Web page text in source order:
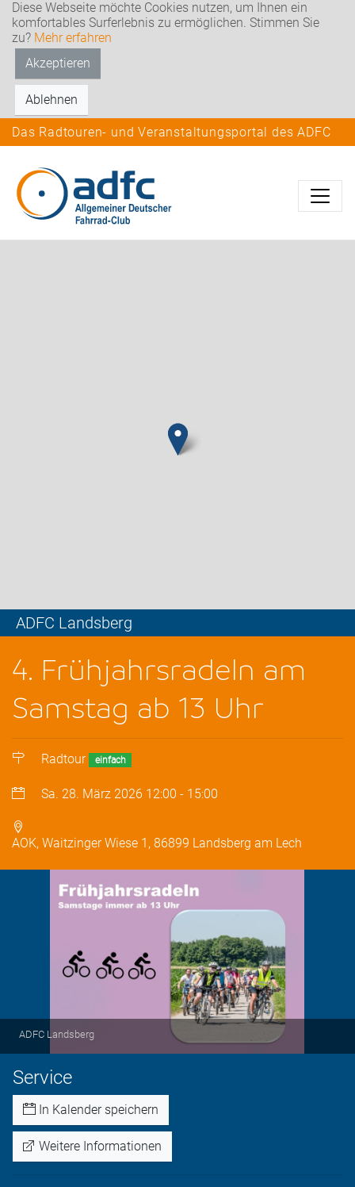
Diese Webseite möchte Cookies nutzen, um Ihnen ein
komfortables Surferlebnis zu ermöglichen. Stimmen Sie
zu? Mehr erfahren
Akzeptieren
Ablehnen
Das Radtouren- und Veranstaltungsportal des ADFC
ADFC Landsberg
4. Frühjahrsradeln am
Samstag ab 13 Uhr
Radtour einfach
Sa. 28. März 2026 12:00 - 15:00
AOK, Waitzinger Wiese 1, 86899 Landsberg am Lech
ADFC Landsberg
Service
In Kalender speichern
Weitere Informationen